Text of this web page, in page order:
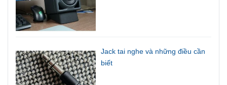
Jack tai nghe và những điều cần
biết